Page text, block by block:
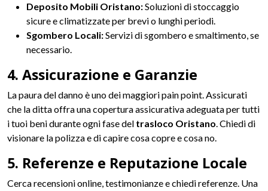
Deposito Mobili Oristano:Soluzioni di stoccaggio
sicure e climatizzate per brevi o lunghi periodi.
Sgombero Locali:Servizi di sgombero e smaltimento, se
necessario.
4. Assicurazione e Garanzie
La paura del danno è uno dei maggiori pain point. Assicurati
che la ditta offra una copertura assicurativa adeguata per tutti
i tuoi beni durante ogni fase del trasloco Oristano. Chiedi di
visionare la polizza e di capire cosa copre e cosa no.
5. Referenze e Reputazione Locale
Cerca recensioni online, testimonianze e chiedi referenze. Una